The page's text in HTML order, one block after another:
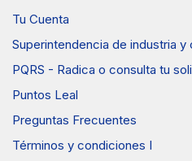
Tu Cuenta
Superintendencia de industria
PQRS - Radica o consulta tu
Puntos Leal
Preguntas Frecuentes
Términos y condiciones I